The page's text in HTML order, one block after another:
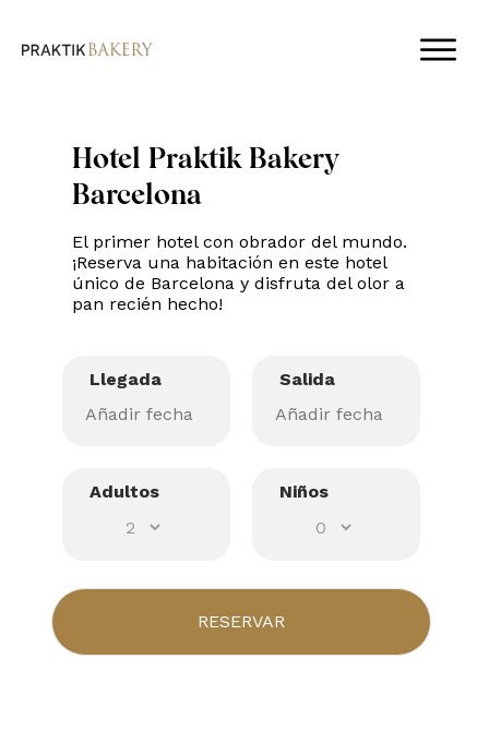
Hotel Praktik Bakery
Barcelona
El primer hotel con obrador del mundo.
¡Reserva una habitación en este hotel
único de Barcelona y disfruta del olor a
pan recién hecho!
Llegada Salida
Adultos Niños